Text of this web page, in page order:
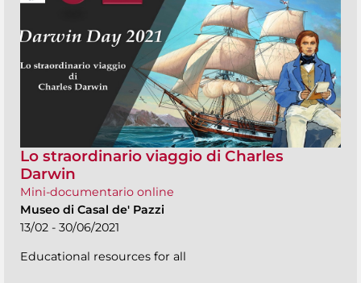
Lo straordinario viaggio di Charles
Darwin
Mini-documentario online
Museo di Casal de' Pazzi
13/02 - 30/06/2021
Educational resources for all